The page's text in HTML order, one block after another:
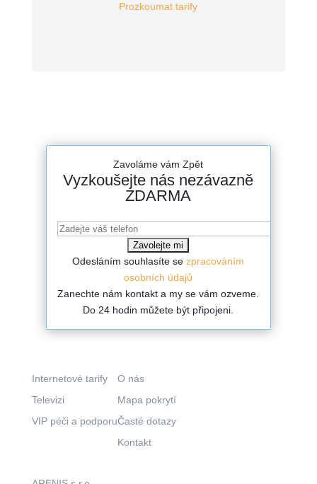
Prozkoumat tarify
Zavoláme vám Zpět
Vyzkoušejte nás nezávazně
ZDARMA
Odesláním souhlasíte sezpracováním
osobních údajů
Zanechte nám kontakt a my se vám ozveme.
Do 24 hodin můžete být připojeni.
Internetové tarify
Televizi
VIP péči a podporu
O nás
Mapa pokrytí
Časté dotazy
Kontakt